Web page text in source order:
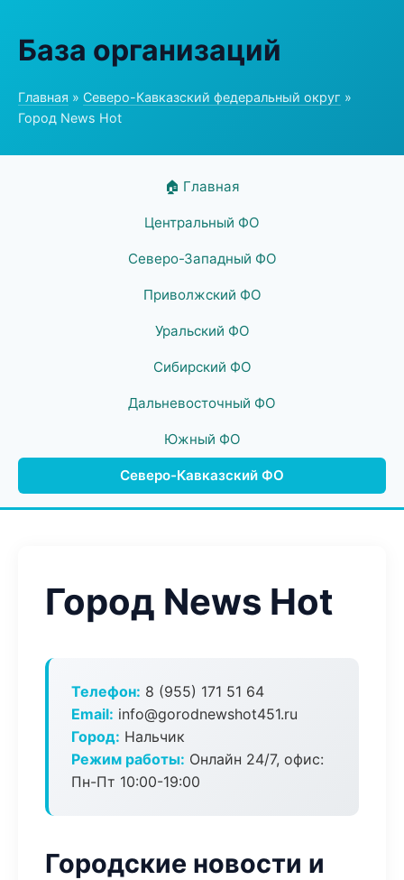
База организаций
Главная » Северо-Кавказский федеральный округ »
Город News Hot
🏠 Главная
Центральный ФО
Северо-Западный ФО
Приволжский ФО
Уральский ФО
Сибирский ФО
Дальневосточный ФО
Южный ФО
Северо-Кавказский ФО
Город News Hot
Телефон: 8 (955) 171 51 64
Email: info@gorodnewshot451.ru
Город: Нальчик
Режим работы: Онлайн 24/7, офис:
Пн-Пт 10:00-19:00
Городские новости и